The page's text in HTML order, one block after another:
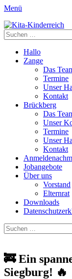
Menü
Kita-Kinderreich
Webseite der Kita
Suchen
nach:
Primäres
Menü
Zum
Inhalt
Hallo
Zange
Das
Termine
Unser
Kontakt
Brückberg
Das
Unser
Termine
Unser
Kontakt
Jobangebote
Über uns
Vorstand
Elternrat
Downloads
Suchen
Suchen
nach:
🚒 Ein
Siegburg! 🔥